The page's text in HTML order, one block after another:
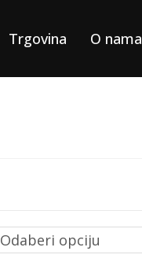
Trgovina O nama
Odaberi opciju